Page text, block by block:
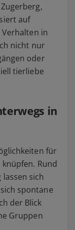
auf
in
nicht nur
oder
tierliebe
in
für
Rund
sich
spontane
der Blick
Gruppen